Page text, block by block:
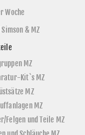
Woche
& MZ
MZ
Kit`s MZ
MZ
MZ
Felgen und Teile MZ